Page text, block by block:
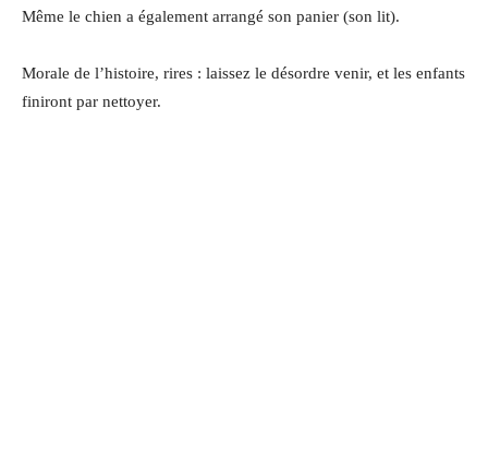
Même le chien a également arrangé son panier (son lit).
Morale de l’histoire, rires : laissez le désordre venir, et les enfants
finiront par nettoyer.